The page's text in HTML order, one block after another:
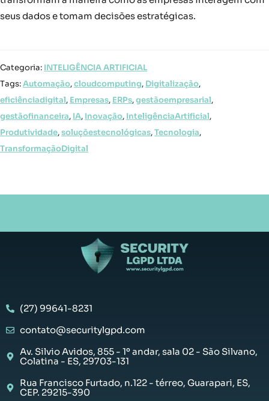
seus dados e tomam decisões estratégicas.
Categoria: INTELIGÊNCIA ARTIFICIAL
Tags:Automação,cloudcomputing, Digitalização,
eficiênciadigital, Empresas, ERPs,gestãoempresarial,
gestãofinanceira, IA, Inovação, InteligênciaArtificial,
Produtividade,soluçõestecnológicas,Tecnologia,
TransformaçãoDigital
(27) 99641-8231
contato@securitylgpd.com
Av. Silvio Avidos, 855 - 1º andar, sala 02 - São Silvano,
Colatina - ES, 29703-131
Rua Francisco Furtado, n.122 - térreo, Guarapari, ES,
CEP. 29215-390